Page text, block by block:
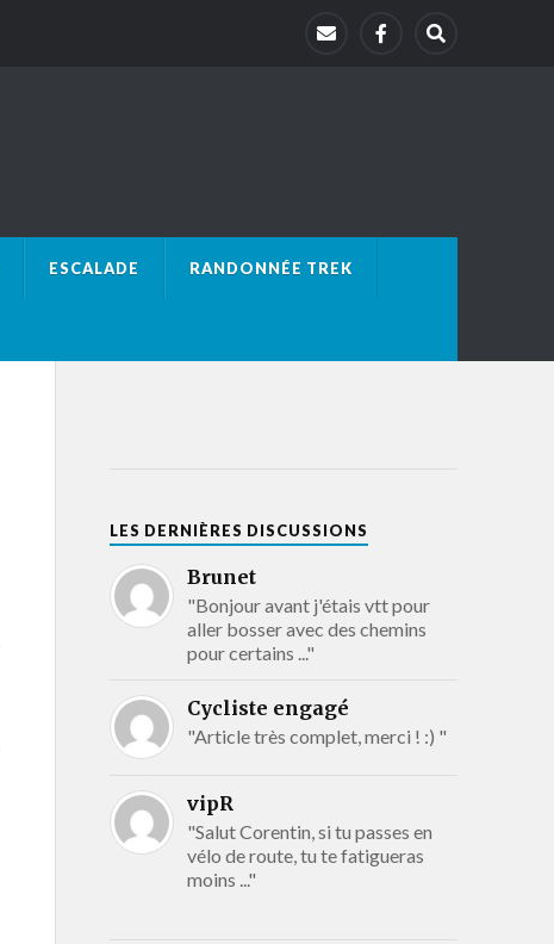
ESCALADE RANDONNÉE TREK
LES DERNIÈRES DISCUSSIONS
Brunet
"Bonjour avant j'étais vtt pour
aller bosser avec des chemins
pour certains ..."
Cycliste engagé
"Article très complet, merci ! :) "
vipR
"Salut Corentin, si tu passes en
vélo de route, tu te fatigueras
moins ..."